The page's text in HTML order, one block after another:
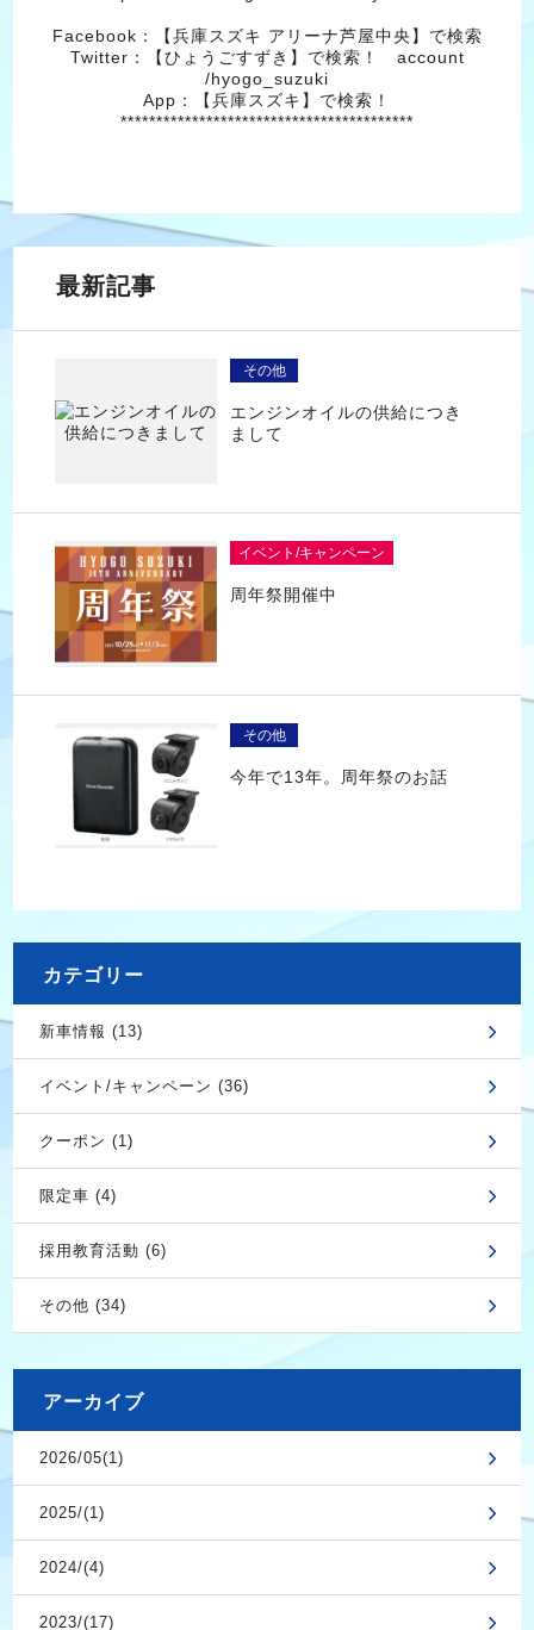
Facebook：【兵庫スズキ アリーナ芦屋中央】で検索
Twitter：【ひょうごすずき】で検索！ account
/hyogo_suzuki
App：【兵庫スズキ】で検索！
*****************************************
最新記事
その他
エンジンオイルの供給につき
まして
イベント/キャンペーン
周年祭開催中
その他
今年で13年。周年祭のお話
カテゴリー
新車情報 (13)
イベント/キャンペーン (36)
クーポン (1)
限定車 (4)
採用教育活動 (6)
その他 (34)
アーカイブ
2026/05(1)
2025/(1)
2024/(4)
2023/(17)